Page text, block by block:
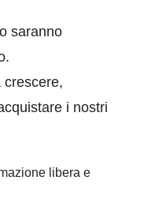
saranno
crescere,
i nostri
libera e